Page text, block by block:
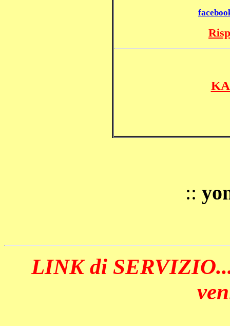
::
LINK di